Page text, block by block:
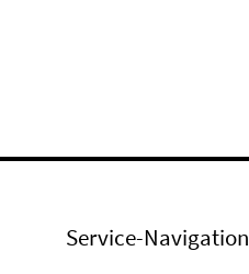
Service-Navigation